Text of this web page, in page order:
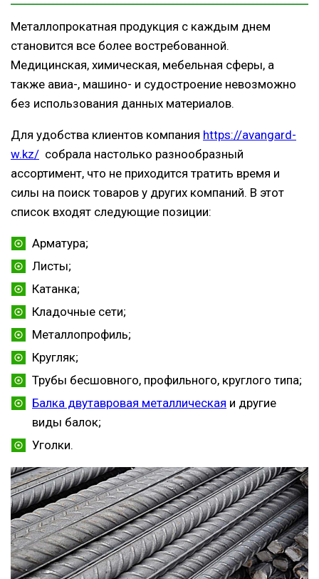
Металлопрокатная продукция с каждым днем
становится все более востребованной.
Медицинская, химическая, мебельная сферы, а
также авиа-, машино- и судостроение невозможно
без использования данных материалов.
Для удобства клиентов компания https://avangard-
w.kz/ собрала настолько разнообразный
ассортимент, что не приходится тратить время и
силы на поиск товаров у других компаний. В этот
список входят следующие позиции:
Арматура;
Листы;
Катанка;
Кладочные сети;
Металлопрофиль;
Кругляк;
Трубы бесшовного, профильного, круглого типа;
Балка двутавровая металлическая и другие
виды балок;
Уголки.